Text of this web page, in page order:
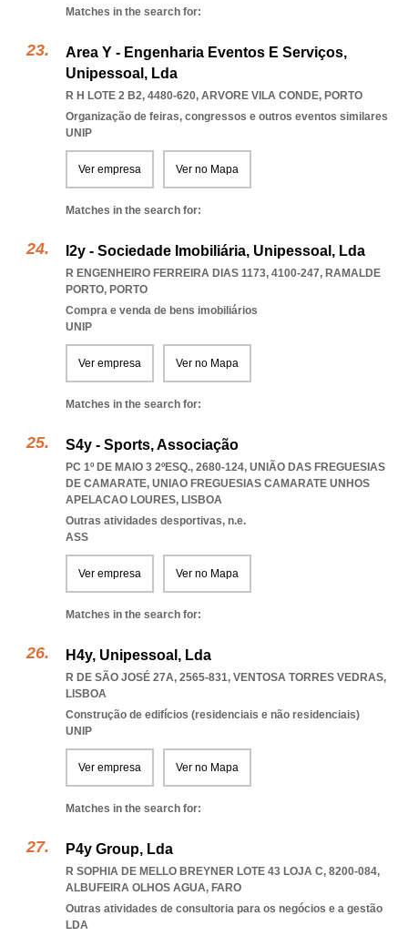
Matches in the search for:
Area Y - Engenharia Eventos E Serviços,
Unipessoal, Lda
R H LOTE 2 B2, 4480-620, ARVORE VILA CONDE, PORTO
Organização de feiras, congressos e outros eventos similares
UNIP
Ver empresa Ver no Mapa
Matches in the search for:
I2y - Sociedade Imobiliária, Unipessoal, Lda
R ENGENHEIRO FERREIRA DIAS 1173, 4100-247, RAMALDE
PORTO, PORTO
Compra e venda de bens imobiliários
UNIP
Ver empresa Ver no Mapa
Matches in the search for:
S4y - Sports, Associação
PC 1º DE MAIO 3 2ºESQ., 2680-124, UNIÃO DAS FREGUESIAS
DE CAMARATE, UNIAO FREGUESIAS CAMARATE UNHOS
APELACAO LOURES, LISBOA
Outras atividades desportivas, n.e.
ASS
Ver empresa Ver no Mapa
Matches in the search for:
H4y, Unipessoal, Lda
R DE SÃO JOSÉ 27A, 2565-831, VENTOSA TORRES VEDRAS,
LISBOA
Construção de edifícios (residenciais e não residenciais)
UNIP
Ver empresa Ver no Mapa
Matches in the search for:
P4y Group, Lda
R SOPHIA DE MELLO BREYNER LOTE 43 LOJA C, 8200-084,
ALBUFEIRA OLHOS AGUA, FARO
Outras atividades de consultoria para os negócios e a gestão
LDA